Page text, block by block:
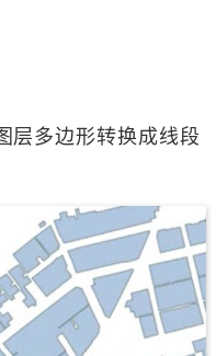
层多边形转换成线段